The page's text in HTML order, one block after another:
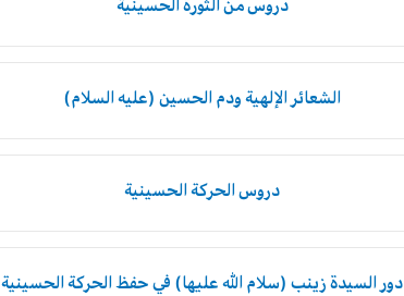
دروس من الثورة الحسينية
الشعائر الإلهية ودم الحسين (عليه السلام)
دروس الحركة الحسينية
دور السيدة زينب (سلام الله عليها) في حفظ الحركة الحسينية